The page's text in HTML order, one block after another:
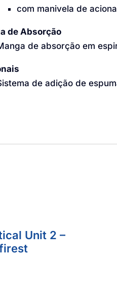
com manivela de
de Absorção
de absorção em
de adição de
Unit 2 –